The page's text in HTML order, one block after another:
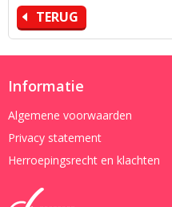
TERUG
Informatie
Algemene voorwaarden
Privacy statement
Herroepingsrecht en klachten